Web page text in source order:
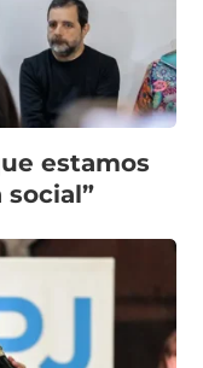
estamos